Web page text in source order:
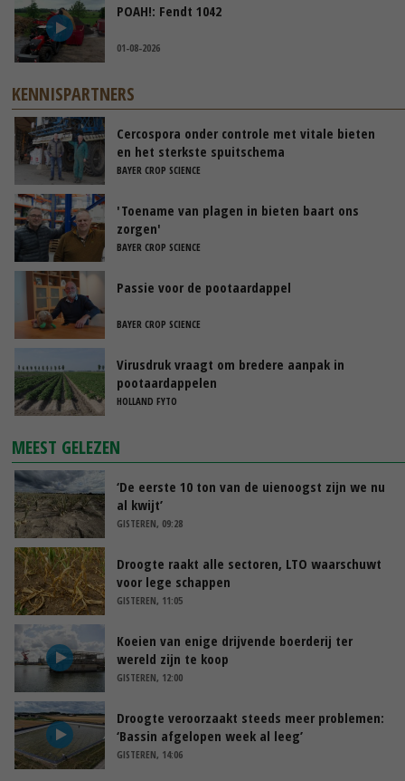
POAH!: Fendt 1042
01-08-2026
KENNISPARTNERS
Cercospora onder controle met vitale bieten
en het sterkste spuitschema
BAYER CROP SCIENCE
'Toename van plagen in bieten baart ons
zorgen'
BAYER CROP SCIENCE
Passie voor de pootaardappel
BAYER CROP SCIENCE
Virusdruk vraagt om bredere aanpak in
pootaardappelen
HOLLAND FYTO
MEEST GELEZEN
‘De eerste 10 ton van de uienoogst zijn we nu
al kwijt’
GISTEREN, 09:28
Droogte raakt alle sectoren, LTO waarschuwt
voor lege schappen
GISTEREN, 11:05
Koeien van enige drijvende boerderij ter
wereld zijn te koop
GISTEREN, 12:00
Droogte veroorzaakt steeds meer problemen:
‘Bassin afgelopen week al leeg’
GISTEREN, 14:06